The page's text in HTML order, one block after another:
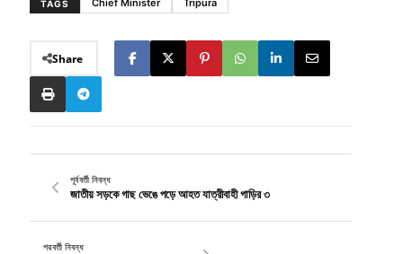
TAGS Chief Minister Tripura
Share
পূর্ববর্তী নিবন্ধ
জাতীয় সড়কে গাছ ভেঙে পড়ে আহত যাত্রীবাহী গাড়ির ৩
পরবর্তী নিবন্ধ